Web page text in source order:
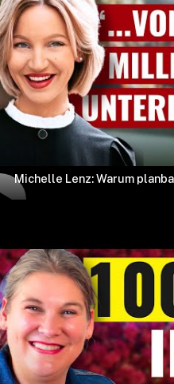
Michelle Lenz: Warum